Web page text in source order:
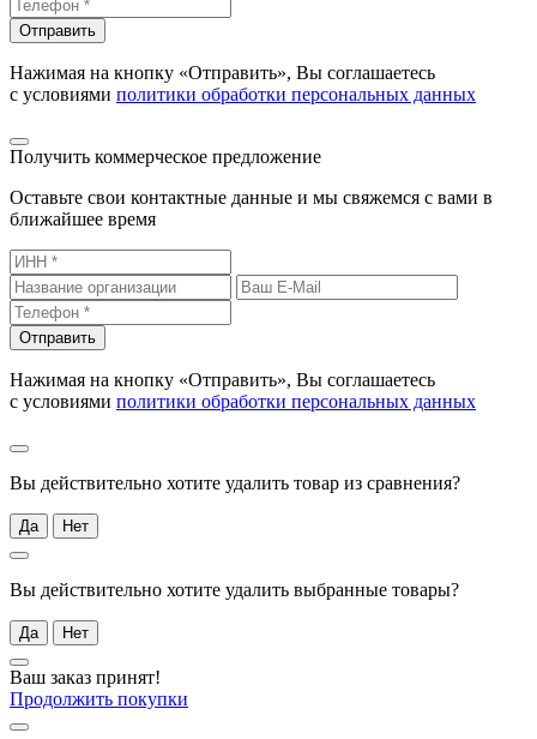
Отправить
Нажимая на кнопку «Отправить», Вы соглашаетесь
с условиями политики обработки персональных данных
Получить коммерческое предложение
Оставьте свои контактные данные и мы свяжемся с вами в
ближайшее время
Отправить
Нажимая на кнопку «Отправить», Вы соглашаетесь
с условиями политики обработки персональных данных
Вы действительно хотите удалить товар из сравнения?
Да Нет
Вы действительно хотите удалить выбранные товары?
Да Нет
Ваш заказ принят!
Продолжить покупки